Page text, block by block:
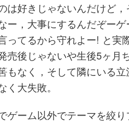
は好きじゃないんだけど
ー，大事にするんだぞー
ってるから守れよー! と実
売後じゃないや生後5ヶ月
もなく，そして隣にいる
く大失敗。
ゲーム以外でテーマを絞